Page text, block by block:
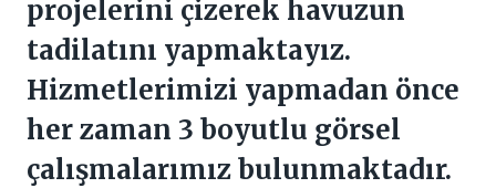
projelerini çizerek havuzun
tadilatını yapmaktayız.
Hizmetlerimizi yapmadan önce
her zaman 3 boyutlu görsel
çalışmalarımız bulunmaktadır.